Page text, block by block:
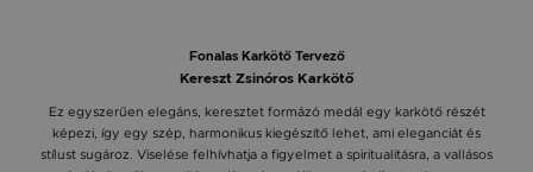
Fonalas Karkötő Tervező
Kereszt Zsinóros Karkötő
Ez egyszerűen elegáns, keresztet formázó medál egy karkötő részét
képezi, így egy szép, harmonikus kiegészítő lehet, ami eleganciát és
stílust sugároz. Viselése felhívhatja a figyelmet a spiritualitásra, a vallásos